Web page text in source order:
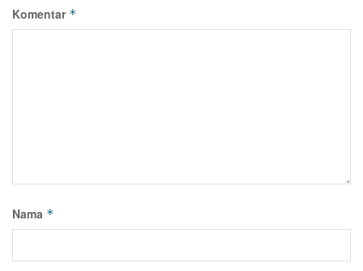
Komentar *
Nama *